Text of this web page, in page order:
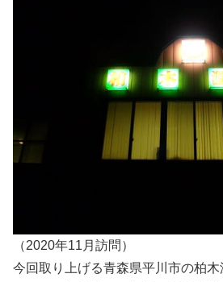
（2020年11月訪問）
今回取り上げる青森県平川市の柏